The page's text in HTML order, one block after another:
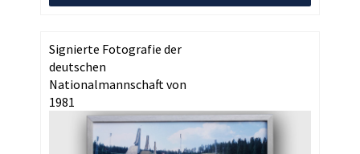
Signierte Fotografie der
deutschen
Nationalmannschaft von
1981